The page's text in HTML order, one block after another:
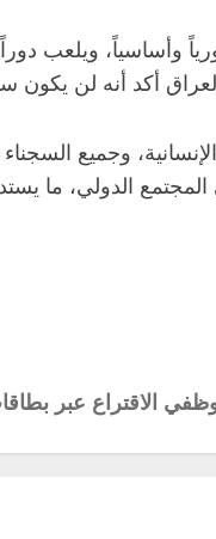
وأساسياً، ويلعب
أكد أنه لن
وجميع
الدولي، ما
الاقتراع عبر